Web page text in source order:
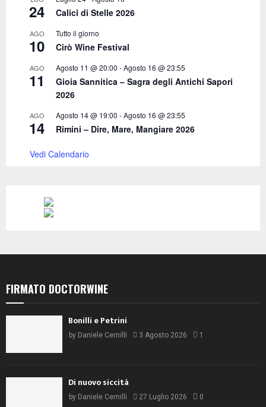
24 Calici di Stelle 2026
AGO
10
Tutto il giorno
Cirò Wine Festival
AGO
11
Agosto 11 @ 20:00 -Agosto 16 @ 23:55
Gioia Sannitica – Sagra degli Antichi Sapori
2026
AGO
14
Agosto 14 @ 19:00 -Agosto 16 @ 23:55
Rimini – Dire, Mare, Mangiare 2026
Vedi Calendario
FIRMATO DOCTORWINE
Bonilli e Petrini
by Daniele Cernilli 3 Agosto 2026 1
Di nuovo siccità
by Daniele Cernilli 27 Luglio 2026 0